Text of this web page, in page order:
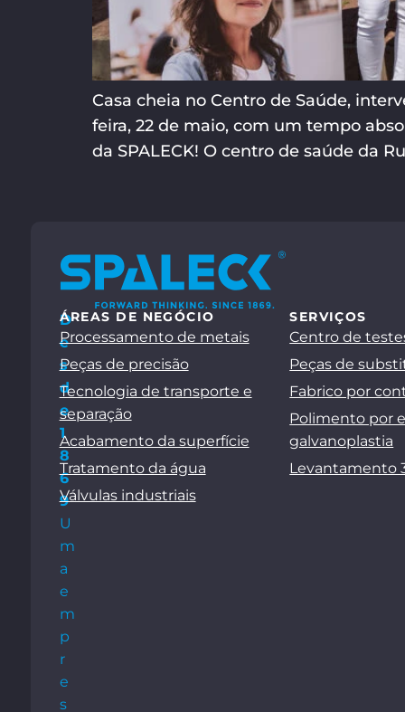
Casa cheia no Centro de Saúde,
feira, 22 de maio, com um tempo
da SPALECK! O centro de saúde da
D
e
s
d
e
1
8
6
9
U
m
a
e
m
p
r
e
s
ÁREAS DE NEGÓCIO
Processamento de metais
Peças de precisão
Tecnologia de transporte e
separação
Acabamento da superfície
Tratamento da água
Válvulas industriais
SERVIÇOS
Centro de
Peças de
Fabrico por
Polimento por
galvanoplastia
Levantamento